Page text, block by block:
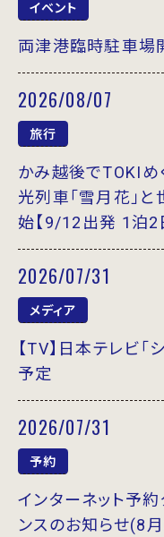
イベント
両津港臨時駐車場
2026/08/07
旅行
かみ越後でTOKIめ
光列車「雪月花」
始【9/12出発 1泊2
2026/07/31
メディア
【TV】日本テレビ
予定
2026/07/31
予約
インターネット予
ンスのお知らせ(8